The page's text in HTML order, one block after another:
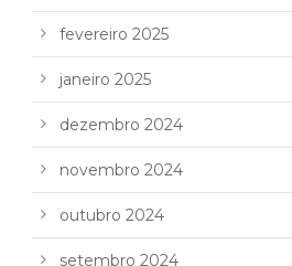
fevereiro 2025
janeiro 2025
dezembro 2024
novembro 2024
outubro 2024
setembro 2024